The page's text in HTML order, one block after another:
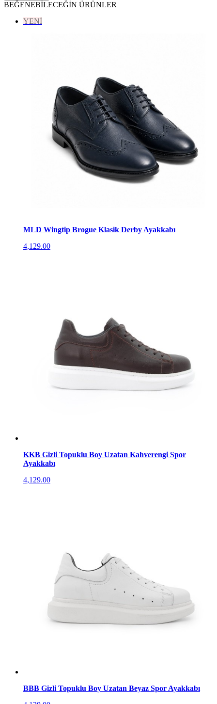
BEĞENEBİLECEĞİN ÜRÜNLER
YENİ
MLD Wingtip Brogue Klasik Derby Ayakkabı
4,129.00
KKB Gizli Topuklu Boy Uzatan Kahverengi Spor
Ayakkabı
4,129.00
BBB Gizli Topuklu Boy Uzatan Beyaz Spor Ayakkabı